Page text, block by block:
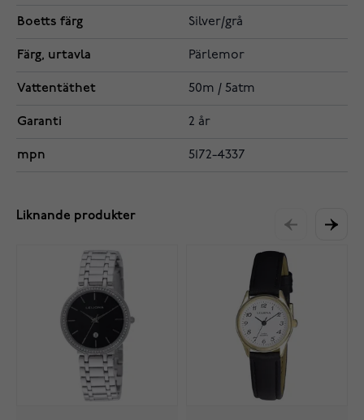
Boetts färg Silver/grå
Färg, urtavla Pärlemor
Vattentäthet 50m / 5atm
Garanti 2 år
mpn 5172-4337
Liknande produkter